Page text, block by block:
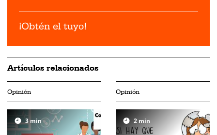
Artículos relacionados
Opinión
3min
Opinión
2 min